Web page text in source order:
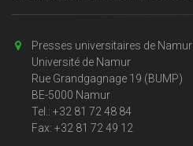
Presses universitaires de Namur
Université de Namur
Rue Grandgagnage 19 (BUMP)
BE-5000 Namur
Tel.: +32 81 72 48 84
Fax: +32 81 72 49 12